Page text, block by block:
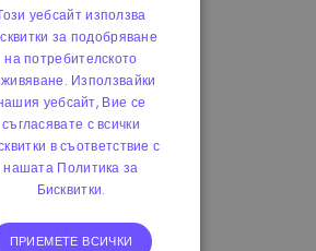
уебсайт използва
за подобряване
на потребителското
Използвайки
уебсайт, Вие се
съгласявате с всички
в съответствие с
нашата Политика за
Бисквитки.
ПРИЕМЕТЕ ВСИЧКИ